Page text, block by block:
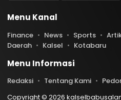
Menu Kanal
Finance News Sports
Daerah
Kalsel Kotabaru
Menu Informasi
Redaksi Tentang Kami
Copyright © 2026